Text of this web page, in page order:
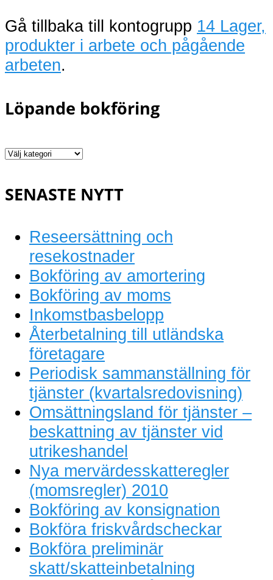
Gå tillbaka till kontogrupp 14 Lager,
produkter i arbete och pågående
arbeten.
Löpande bokföring
Löpande
SENASTE NYTT
Reseersättning och
resekostnader
Bokföring av amortering
Bokföring av moms
Inkomstbasbelopp
Återbetalning till utländska
företagare
Periodisk sammanställning för
tjänster (kvartalsredovisning)
Omsättningsland för tjänster –
beskattning av tjänster vid
utrikeshandel
Nya mervärdesskatteregler
(momsregler) 2010
Bokföring av konsignation
Bokföra friskvårdscheckar
Bokföra preliminär
skatt/skatteinbetalning